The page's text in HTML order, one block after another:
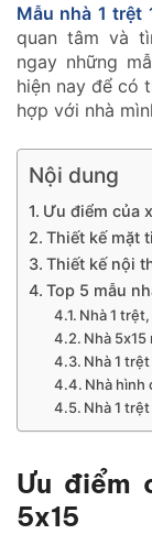
Mẫu nhà 1 trệt
quan tâm và
ngay những
hiện nay để có
hợp với nhà
Nội dung
Ưu điểm của
Thiết kế mặt
Thiết kế nội
Top 5 mẫu
Nhà 1 trệt,
Nhà 5x15
Nhà 1
Nhà hình
Nhà 1
Ưu điểm
5x15